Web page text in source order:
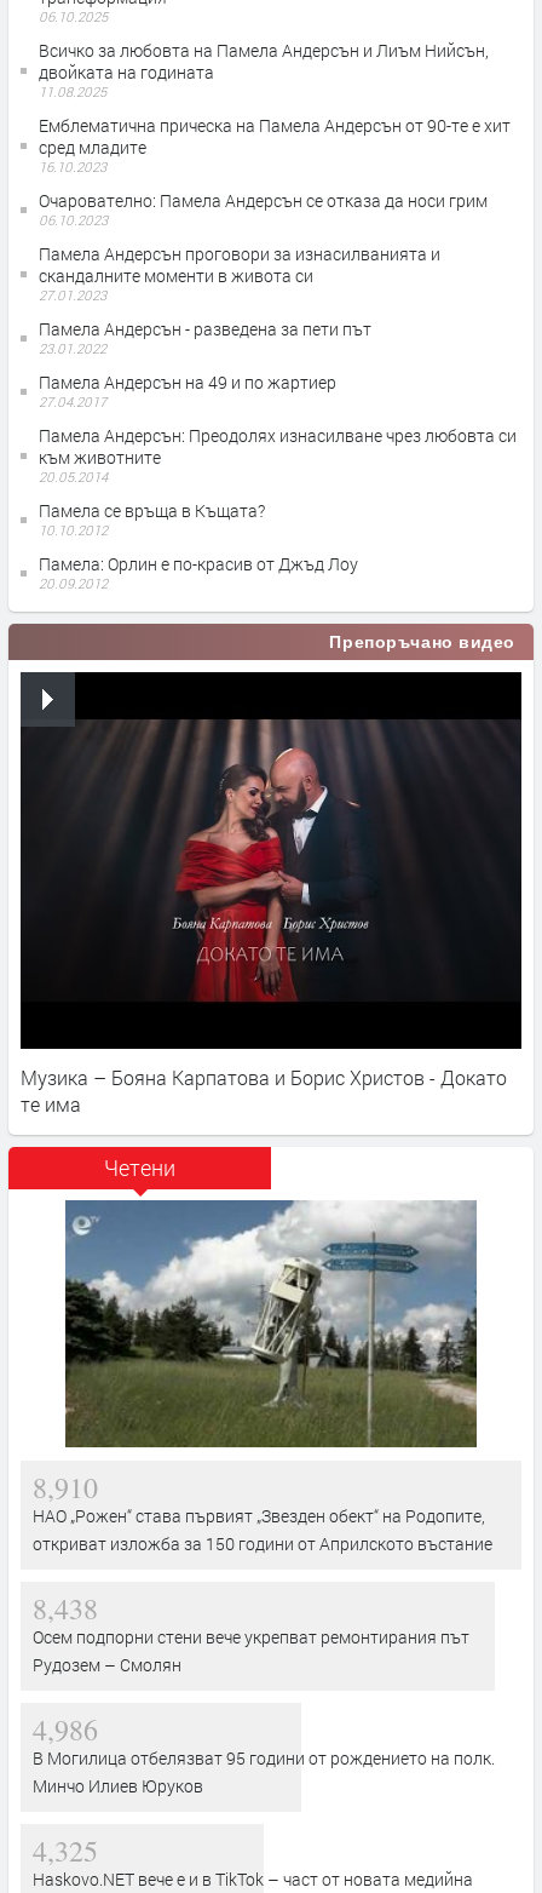
06.10.2025
Всичко за любовта на Памела Андерсън и Лиъм Нийсън,
двойката на годината
11.08.2025
Емблематична прическа на Памела Андерсън от 90-те е хит
сред младите
16.10.2023
Очарователно: Памела Андерсън се отказа да носи грим
06.10.2023
Памела Андерсън проговори за изнасилванията и
скандалните моменти в живота си
27.01.2023
Памела Андерсън - разведена за пети път
23.01.2022
Памела Андерсън на 49 и по жартиер
27.04.2017
Памела Андерсън: Преодолях изнасилване чрез любовта си
към животните
20.05.2014
Памела се връща в Къщата?
10.10.2012
Памела: Орлин е по-красив от Джъд Лоу
20.09.2012
Препоръчано видео
Музика – Бояна Карпатова и Борис Христов - Докато
те има
Четени
8,910
НАО „Рожен“ става първият „Звезден обект“ на Родопите,
откриват изложба за 150 години от Априлското въстание
8,438
Осем подпорни стени вече укрепват ремонтирания път
Рудозем – Смолян
4,986
В Могилица отбелязват 95 години от рождението на полк.
Минчо Илиев Юруков
4,325
Haskovo.NET вече е и в TikTok – част от новата медийна